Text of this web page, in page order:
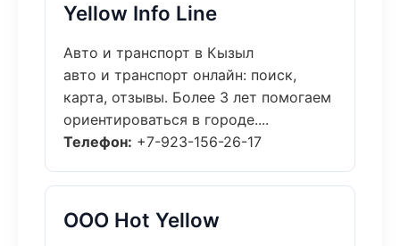
Yellow Info Line
Авто и транспорт в Кызыл
авто и транспорт онлайн: поиск,
карта, отзывы. Более 3 лет помогаем
ориентироваться в городе....
Телефон: +7-923-156-26-17
ООО Hot Yellow